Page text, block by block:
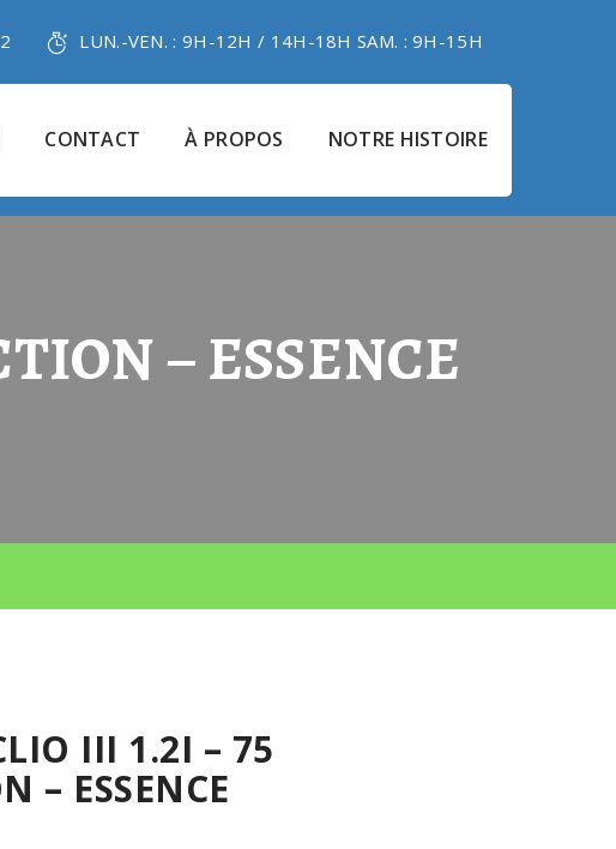
LUN.-VEN. : 9H-12H / 14H-18H SAM. : 9H-15H
CONTACT À PROPOS NOTRE HISTOIRE
– ESSENCE
III 1.2I – 75
– ESSENCE